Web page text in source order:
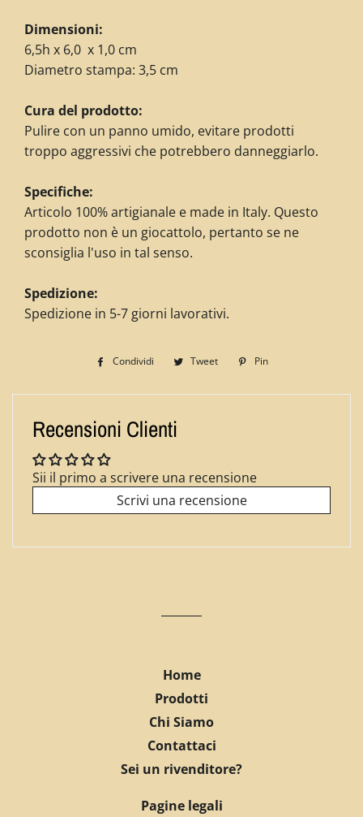
Dimensioni:
6,5h x 6,0 x 1,0 cm
Diametro stampa: 3,5 cm
Cura del prodotto:
Pulire con un panno umido, evitare prodotti
troppo aggressivi che potrebbero danneggiarlo.
Specifiche:
Articolo 100% artigianale e made in Italy. Questo
prodotto non è un giocattolo, pertanto se ne
sconsiglia l'uso in tal senso.
Spedizione:
Spedizione in 5-7 giorni lavorativi.
Condividi
Condividi
Facebook
Tweet
Twitta
Twitter
Pin
Pinterest
Recensioni Clienti
Sii il primo a scrivere una recensione
Scrivi una recensione
Home
Prodotti
Chi Siamo
Contattaci
Sei un rivenditore?
Pagine legali